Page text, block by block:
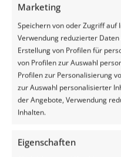
Marketing
Speichern von oder Zugriff auf
Verwendung reduzierter
Erstellung von Profilen für
von Profilen zur Auswahl
Profilen zur Personalisierung
zur Auswahl personalisierter
der Angebote, Verwendung
Inhalten.
Eigenschaften
gehouden. Onder het
landbouwplastic dat aan
kuil komt: van de
andersom. Daarna kunt u
kuil sluiten. Eén persoon
landbouwplastic strak en
Safe doeken aan elkaar.
doeken direct strak over
vastliggen, kunt u de